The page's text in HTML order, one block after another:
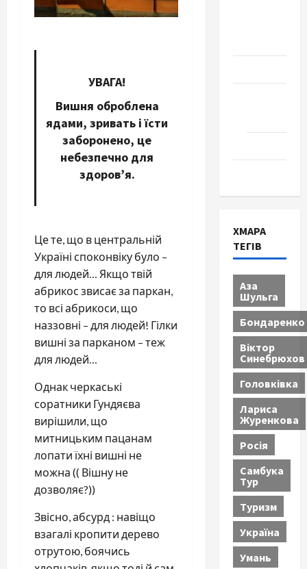
УВАГА!
Вишня оброблена
ядами, зривать і їсти
заборонено, це
небезпечно для
здоров’я.
Це те, що в центральній
Україні споконвіку було –
для людей… Якщо твій
абрикос звисає за паркан,
то всі абрикоси, що
наззовні – для людей! Гілки
вишні за парканом – теж
для людей…
Однак черкаські
соратники Гундяєва
вирішили, що
митницьким пацанам
лопати їхні вишні не
можна (( Вішну не
дозволяє?))
Звісно, абсурд : навіщо
взагалі кропити дерево
отрутою, боячись
ХМАРА
ТЕГІВ
Аза
Шульга
Бондаренко
Віктор
Синебрюхов
Головківка
Лариса
Журенкова
Росія
Самбука
Тур
Туризм
Україна
Умань